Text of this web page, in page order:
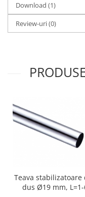
Download (1)
Review-uri(0)
Teava stabilizatoare
dus Ø19 mm,